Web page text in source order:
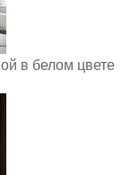
в белом цвете